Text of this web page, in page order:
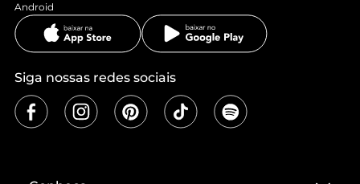
Android
Siga nossas redes sociais